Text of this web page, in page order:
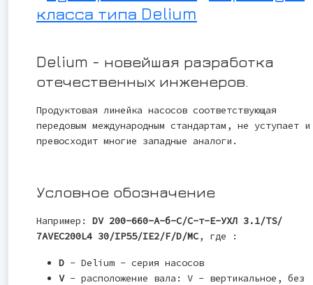
класса типа Delium
Delium - новейшая разработка
отечественных инженеров.
Продуктовая линейка насосов соответствующая
передовым международным стандартам, не уступает и
превосходит многие западные аналоги.
Условное обозначение
Например: DV 200-660-A-б-С/С-т-Е-УХЛ 3.1/TS/
7AVEC200L4 30/IP55/IE2/F/D/MC, где :
D - Delium - серия насосов
V- расположение вала: V - вертикальное, без